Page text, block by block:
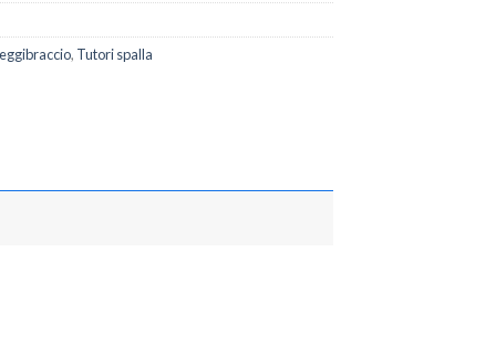
, Tutori spalla